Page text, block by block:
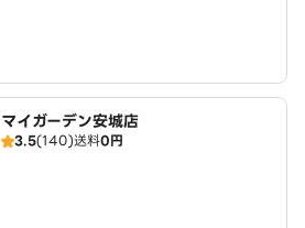
マイガーデン安城店
3.5(140)送料0円